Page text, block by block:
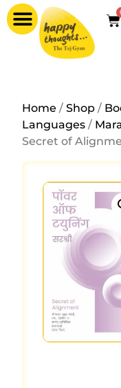
Home /Shop /
Languages /
Secret of